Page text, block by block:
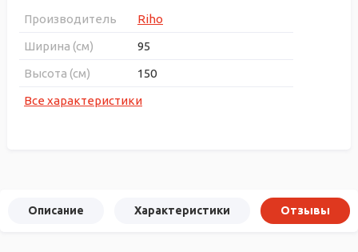
Производитель
Riho
Ширина (см)
95
Высота (см)
150
Все характеристики
Описание Характеристики Отзывы